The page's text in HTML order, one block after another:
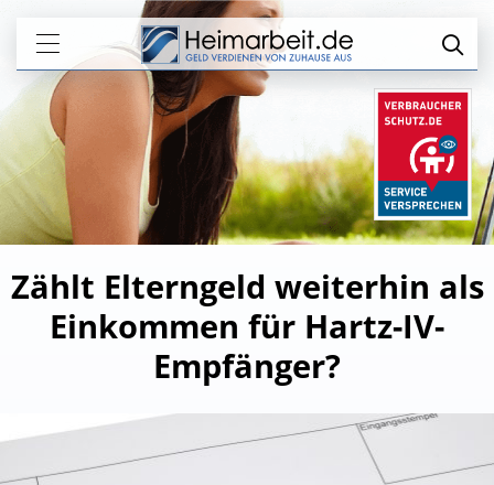
Zählt Elterngeld weiterhin als
Einkommen für Hartz-IV-
Empfänger?